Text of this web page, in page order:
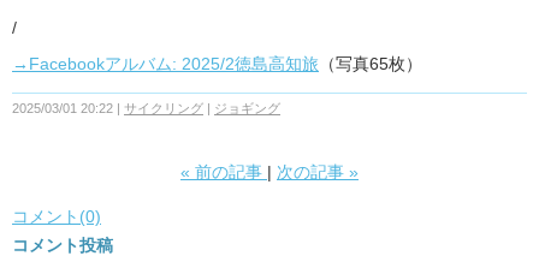
/
→Facebookアルバム: 2025/2徳島高知旅 （写真65枚）
2025/03/01 20:22 サイクリング ジョギング
« 前の記事 次の記事 »
コメント(0)
コメント投稿